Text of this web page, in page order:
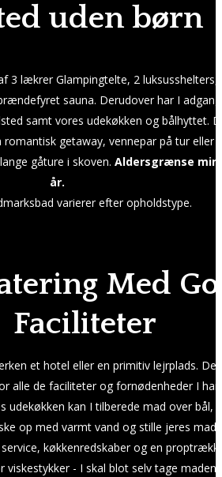
uden børn
3 lækrer Glampingtelte, 2 luksusshelters,
sauna. Derudover har I
samt vores udekøkken og bålhyttet.
getaway, vennepar på tur eller
gåture i skoven. Aldersgrænse
år.
varierer efter opholdstype.
Med
Faciliteter
et hotel eller en primitiv lejrplads.
alle de faciliteter og fornødenheder I
udekøkken kan I tilberede mad over bål,
op med varmt vand og stille jeres
køkkenredskaber og en
viskestykker - I skal blot selv tage maden